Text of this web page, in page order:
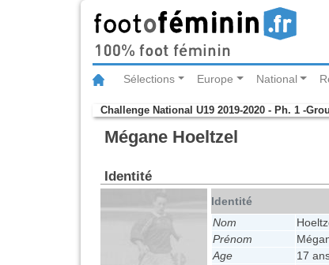
Sélections Europe National
Challenge National U19 2019-2020 - Ph. 1 -
Mégane Hoeltzel
Identité
Identité
Nom
Prénom
Age
17